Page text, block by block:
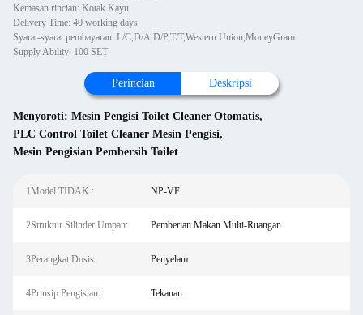
Kemasan rincian: Kotak Kayu
Delivery Time: 40 working days
Syarat-syarat pembayaran: L/C,D/A,D/P,T/T,Western Union,MoneyGram
Supply Ability: 100 SET
Perincian Deskripsi
Menyoroti: Mesin Pengisi Toilet Cleaner Otomatis,
PLC Control Toilet Cleaner Mesin Pengisi,
Mesin Pengisian Pembersih Toilet
1Model TIDAK.: NP-VF
2Struktur Silinder Umpan: Pemberian Makan Multi-Ruangan
3Perangkat Dosis: Penyelam
4Prinsip Pengisian: Tekanan